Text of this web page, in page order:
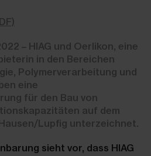
– HIAG und Oerlikon, eine
in den Bereichen
Polymerverarbeitung und
eine
für den Bau von
auf dem
Lupfig unterzeichnet.
sieht vor, dass HIAG